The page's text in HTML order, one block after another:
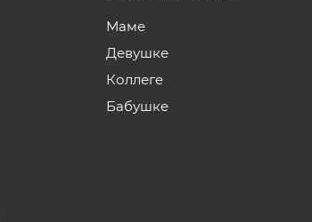
Маме
Девушке
Коллеге
Бабушке